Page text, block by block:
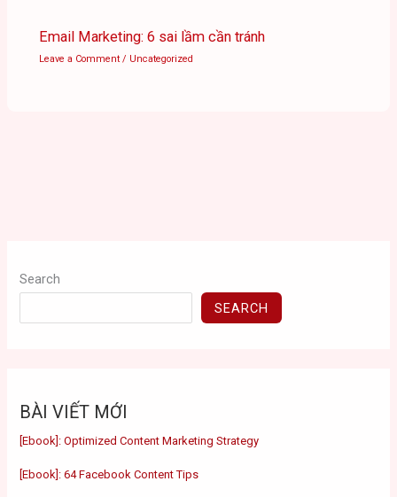
Email Marketing: 6 sai lầm cần tránh
Leave a Comment / Uncategorized
Search
SEARCH
BÀI VIẾT MỚI
[Ebook]: Optimized Content Marketing Strategy
[Ebook]: 64 Facebook Content Tips